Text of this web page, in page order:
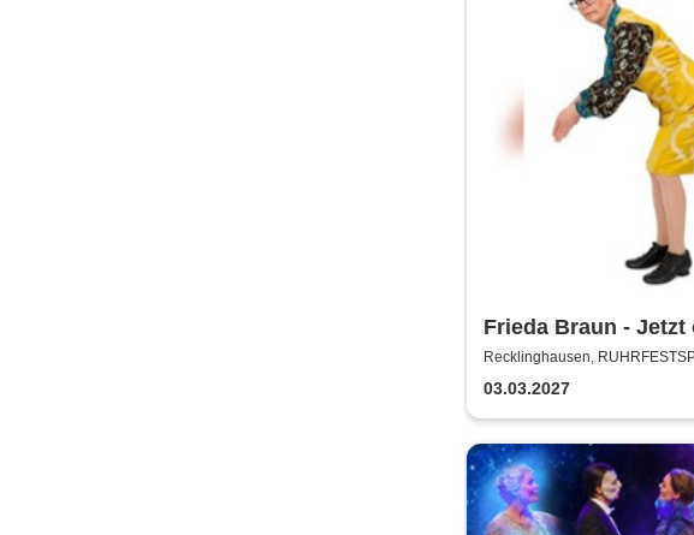
Frieda Braun - Jetzt
Recklinghausen,
03.03.2027